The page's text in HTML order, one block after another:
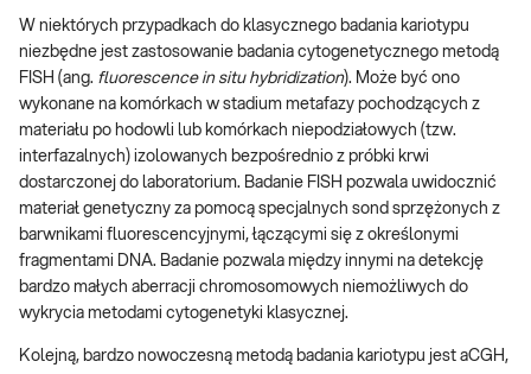
W niektórych przypadkach do klasycznego badania kariotypu
niezbędne jest zastosowanie badania cytogenetycznego metodą
FISH (ang. fluorescence in situ hybridization). Może być ono
wykonane na komórkach w stadium metafazy pochodzących z
materiału po hodowli lub komórkach niepodziałowych (tzw.
interfazalnych) izolowanych bezpośrednio z próbki krwi
dostarczonej do laboratorium. Badanie FISH pozwala uwidocznić
materiał genetyczny za pomocą specjalnych sond sprzężonych z
barwnikami fluorescencyjnymi, łączącymi się z określonymi
fragmentami DNA. Badanie pozwala między innymi na detekcję
bardzo małych aberracji chromosomowych niemożliwych do
wykrycia metodami cytogenetyki klasycznej.
Kolejną, bardzo nowoczesną metodą badania kariotypu jest aCGH,